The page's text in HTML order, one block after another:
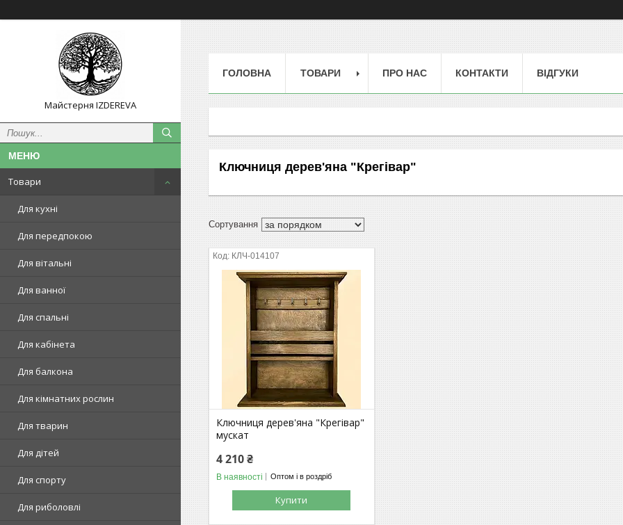
Майстерня IZDEREVA
Товари
Для кухні
Для передпокою
Для вітальні
Для ванної
Для спальні
Для кабінета
Для балкона
Для кімнатних рослин
Для тварин
Для дітей
Для спорту
Для риболовлі
ГОЛОВНА ТОВАРИ ПРО НАС КОНТАКТИ ВІДГУКИ
Ключниця дерев'яна "Крегівар"
КЛЧ-014107
Ключниця дерев'яна "Крегівар"
мускат
4 210 ₴
В наявності Оптом і в роздріб
Купити